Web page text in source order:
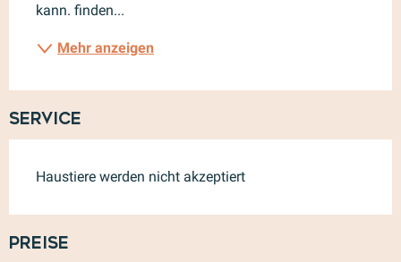
kann. finden...
Mehr anzeigen
Service
Haustiere werden nicht akzeptiert
Preise